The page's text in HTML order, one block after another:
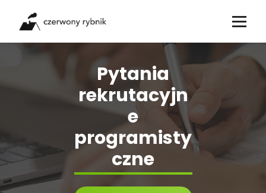
content
Pytania
rekrutacyjn
e
programisty
czne